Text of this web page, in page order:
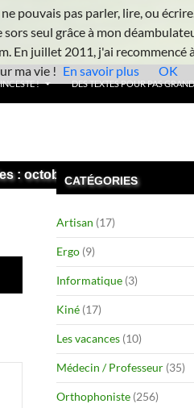
! DES TEXTES POUR PAS
: octobre 2015
CATÉGORIES
Artisan (17)
Ergo (9)
Informatique (3)
Kiné (17)
Les vacances (10)
Médecin / Professeur (35)
Orthophoniste (256)
pouvais pas parler, lire, ou
seul grâce à mon
En juillet 2011, j'ai recommencé
ma vie ! En savoir plus OK